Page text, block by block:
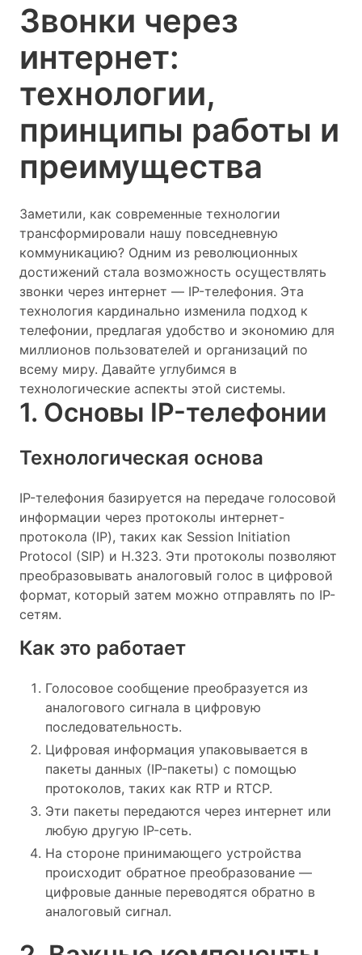
Звонки через
интернет:
технологии,
принципы работы и
преимущества
Заметили, как современные технологии
трансформировали нашу повседневную
коммуникацию? Одним из революционных
достижений стала возможность осуществлять
звонки через интернет — IP-телефония. Эта
технология кардинально изменила подход к
телефонии, предлагая удобство и экономию для
миллионов пользователей и организаций по
всему миру. Давайте углубимся в
технологические аспекты этой системы.
1. Основы IP-телефонии
Технологическая основа
IP-телефония базируется на передаче голосовой
информации через протоколы интернет-
протокола (IP), таких как Session Initiation
Protocol (SIP) и H.323. Эти протоколы позволяют
преобразовывать аналоговый голос в цифровой
формат, который затем можно отправлять по IP-
сетям.
Как это работает
Голосовое сообщение преобразуется из
аналогового сигнала в цифровую
последовательность.
Цифровая информация упаковывается в
пакеты данных (IP-пакеты) с помощью
протоколов, таких как RTP и RTCP.
Эти пакеты передаются через интернет или
любую другую IP-сеть.
На стороне принимающего устройства
происходит обратное преобразование —
цифровые данные переводятся обратно в
аналоговый сигнал.